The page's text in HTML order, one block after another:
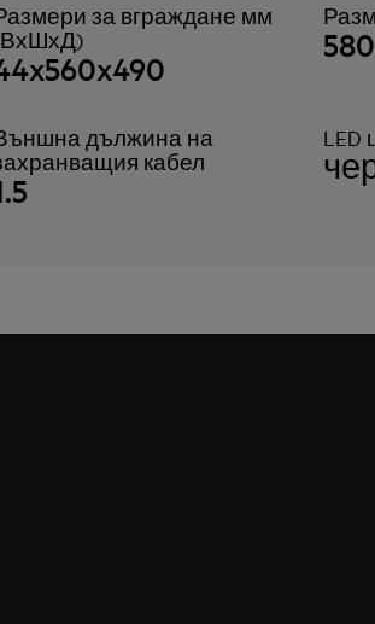
за вграждане мм
дължина на
кабел
LED